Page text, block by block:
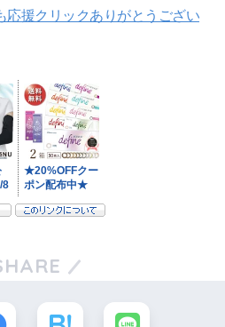
応援クリックありがとうござい